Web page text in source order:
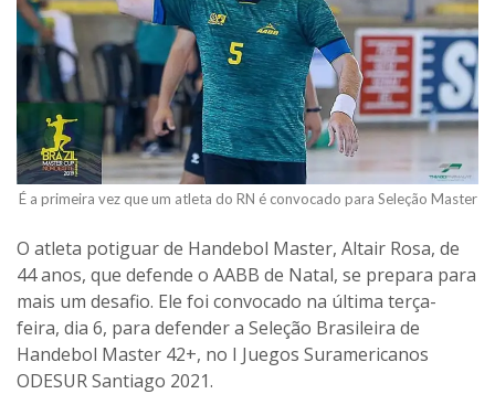
É a primeira vez que um atleta do RN é convocado para Seleção Master
O atleta potiguar de Handebol Master, Altair Rosa, de
44 anos, que defende o AABB de Natal, se prepara para
mais um desafio. Ele foi convocado na última terça-
feira, dia 6, para defender a Seleção Brasileira de
Handebol Master 42+, no I Juegos Suramericanos
ODESUR Santiago 2021.